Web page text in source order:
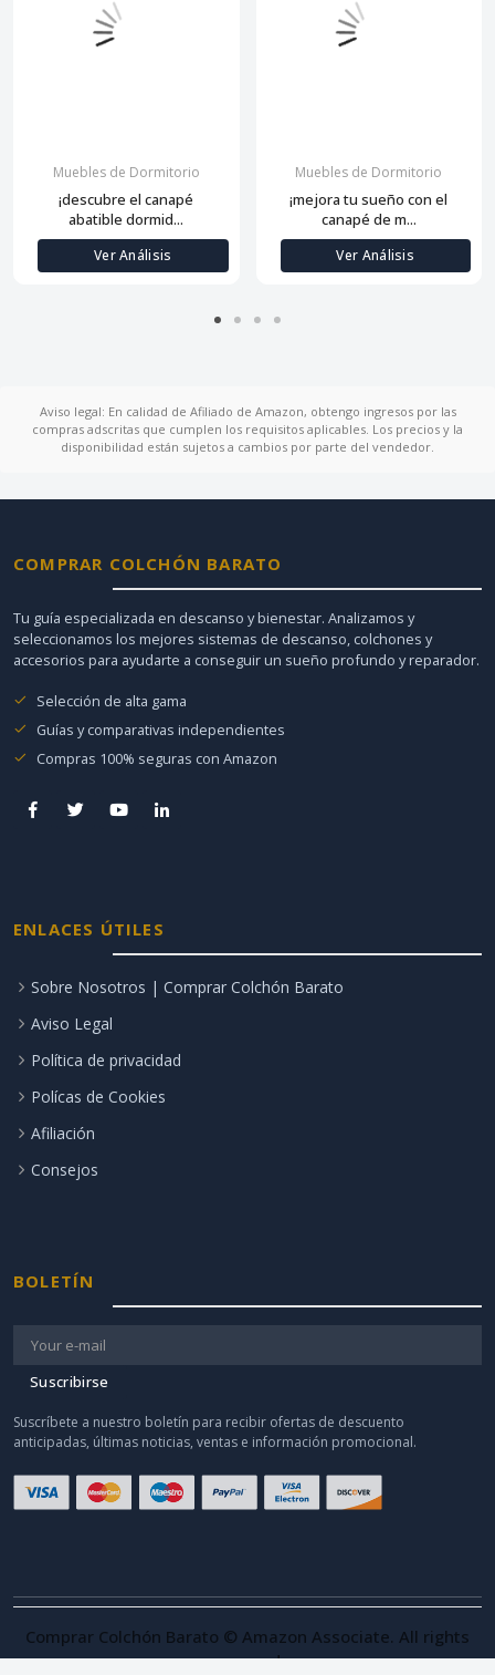
Muebles de Dormitorio
¡descubre el canapé
abatible dormid...
Ver Análisis
Muebles de Dormitorio
¡mejora tu sueño con el
canapé de m...
Ver Análisis
Aviso legal: En calidad de Afiliado de Amazon, obtengo ingresos por las
compras adscritas que cumplen los requisitos aplicables. Los precios y la
disponibilidad están sujetos a cambios por parte del vendedor.
COMPRAR COLCHÓN BARATO
Tu guía especializada en descanso y bienestar. Analizamos y
seleccionamos los mejores sistemas de descanso, colchones y
accesorios para ayudarte a conseguir un sueño profundo y reparador.
Selección de alta gama
Guías y comparativas independientes
Compras 100% seguras con Amazon
ENLACES ÚTILES
Sobre Nosotros | Comprar Colchón Barato
Aviso Legal
Política de privacidad
Polícas de Cookies
Afiliación
Consejos
BOLETÍN
Suscribirse
Suscríbete a nuestro boletín para recibir ofertas de descuento
anticipadas, últimas noticias, ventas e información promocional.
Comprar Colchón Barato © Amazon Associate. All rights
reserved.